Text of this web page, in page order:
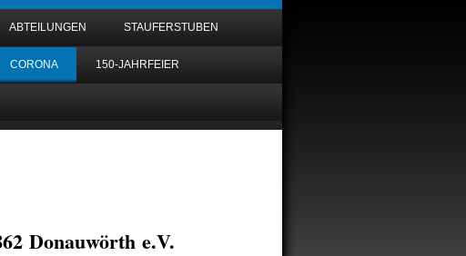
ABTEILUNGEN STAUFERSTUBEN
CORONA 150-JAHRFEIER
Donauwörth e.V.